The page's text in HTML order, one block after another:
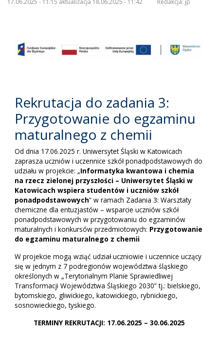
17.06.2025 - 11:15 aktualizacja 18.06.2025 - 11:42 Redakcja: jp
Rekrutacja do zadania 3:
Przygotowanie do egzaminu
maturalnego z chemii
Od dnia 17.06.2025 r. Uniwersytet Śląski w Katowicach
zaprasza uczniów i uczennice szkół ponadpodstawowych do
udziału w projekcie: „Informatyka kwantowa i chemia
na rzecz zielonej przyszłości – Uniwersytet Śląski w
Katowicach wspiera studentów i uczniów szkół
ponadpodstawowych” w ramach Zadania 3: Warsztaty
chemiczne dla entuzjastów – wsparcie uczniów szkół
ponadpodstawowych w przygotowaniu do egzaminów
maturalnych i konkursów przedmiotowych: Przygotowanie
do egzaminu maturalnego z chemii
W projekcie mogą wziąć udział uczniowie i uczennice uczący
się w jednym z 7 podregionów województwa śląskiego
określonych w „Terytorialnym Planie Sprawiedliwej
Transformacji Województwa Śląskiego 2030” tj.: bielskiego,
bytomskiego, gliwickiego, katowickiego, rybnickiego,
sosnowieckiego, tyskiego.
TERMINY REKRUTACJI: 17.06.2025 – 30.06.2025